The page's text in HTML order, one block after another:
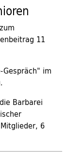
11
im
Barbarei
6